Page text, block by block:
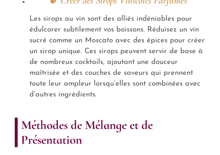
Les sirops au vin sont des alliés indéniables pour
édulcorer subtilement vos boissons. Réduisez un vin
sucré comme un Moscato avec des épices pour créer
un sirop unique. Ces sirops peuvent servir de base à
de nombreux cocktails, ajoutant une douceur
maîtrisée et des couches de saveurs qui prennent
toute leur ampleur lorsqu’elles sont combinées avec
d’autres ingrédients.
Méthodes de Mélange et de
Présentation